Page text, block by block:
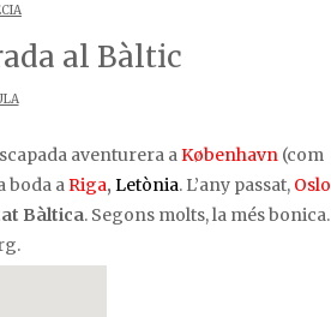
al Bàltic
aventurera aKøbenhavn (com
boda aRiga, Letònia. L’any passat, Oslo
Bàltica. Segons molts, la més bonica.